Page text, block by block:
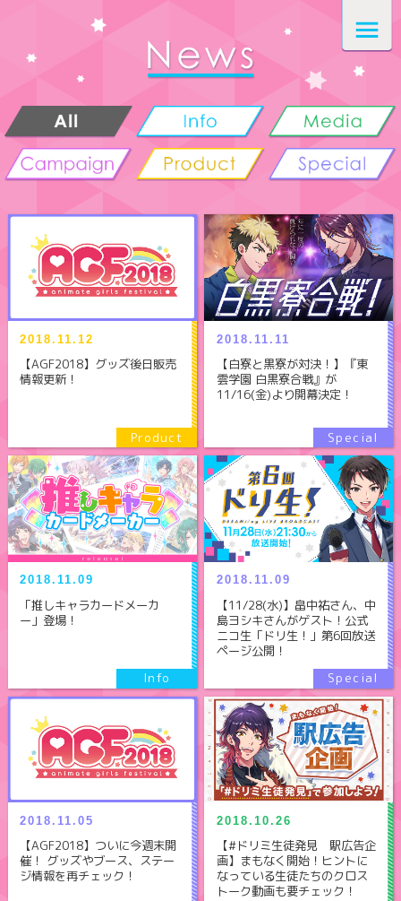
2018.11.12
【AGF2018】グッズ後日販売
情報更新！
2018.11.11
【白寮と黒寮が対決！】『東
雲学園 白黒寮合戦』が
11/16(金)より開幕決定！
2018.11.09
「推しキャラカードメーカ
ー」登場！
2018.11.09
【11/28(水)】畠中祐さん、中
島ヨシキさんがゲスト！公式
ニコ生「ドリ生！」第6回放送
ページ公開！
2018.11.05
【AGF2018】ついに今週末開
催！ グッズやブース、ステー
ジ情報を再チェック！
2018.10.26
【#ドリミ生徒発見 駅広告企
画】まもなく開始！ヒントに
なっている生徒たちのクロス
トーク動画も要チェック！